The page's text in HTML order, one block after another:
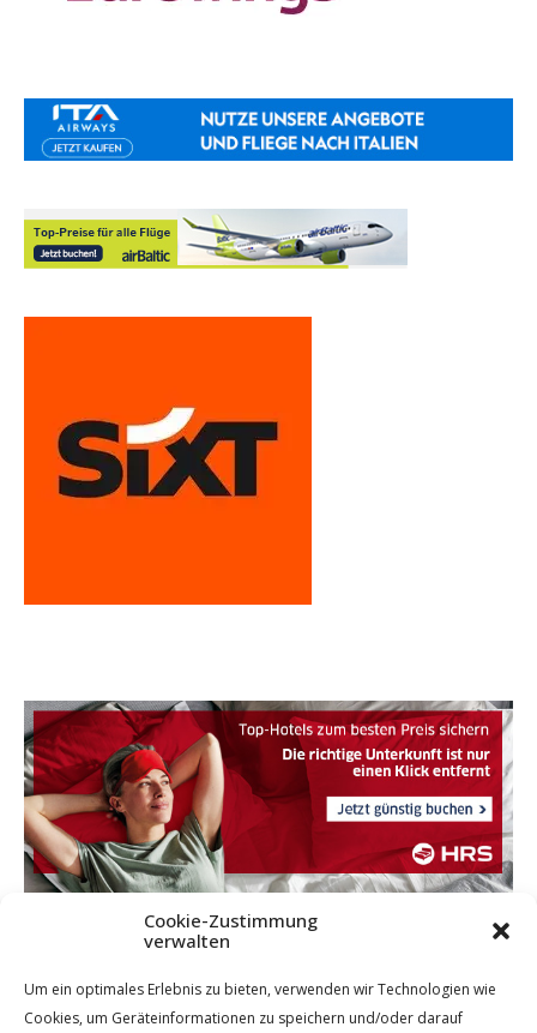
Cookie-Zustimmung
verwalten
Um ein optimales Erlebnis zu bieten, verwenden wir Technologien wie
Cookies, um Geräteinformationen zu speichern und/oder darauf